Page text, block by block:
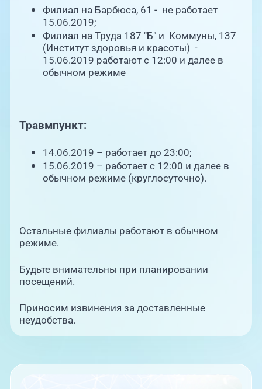
Блог врачей
Новости
+7 (351) 220-00-03
+7 (351) 220-03-03
Центр амбулаторной
онкологической помощи
+7 (7142) 927-003
Справочный телефон для
Филиал на Барбюса, 61 - не работает
15.06.2019;
Филиал на Труда 187 "Б" и Коммуны, 137
(Институт здоровья и красоты) -
15.06.2019 работают с 12:00 и далее в
обычном режиме
Травмпункт:
14.06.2019 – работает до 23:00;
15.06.2019 – работает с 12:00 и далее в
обычном режиме (круглосуточно).
Остальные филиалы работают в обычном
режиме.
Будьте внимательны при планировании
посещений.
Приносим извинения за доставленные
неудобства.